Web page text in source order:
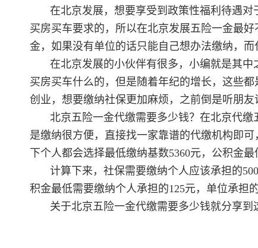
在北京发展，想要享受到政策性福利待遇
买房买车要求的，所以在北京发展五险一金最
金，如果没有单位的话只能自己想办法缴纳，
在北京发展的小伙伴有很多，小编就是其
买房买车什么的，但是随着年纪的增长，这些
创业，想要缴纳社保更加麻烦，之前倒是听朋
北京五险一金代缴需要多少钱？在北京代缴
是缴纳很方便，直接找一家靠谱的代缴机构即
下个人都会选择最低缴纳基数5360元，公积金最
计算下来，社保需要缴纳个人应该承担的
积金最低需要缴纳个人承担的125元，单位承担
关于北京五险一金代缴需要多少钱就分享到